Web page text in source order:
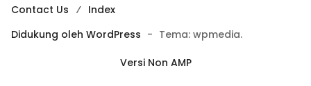
Contact Us
Index
Didukung oleh WordPress - Tema: wpmedia.
Versi Non AMP